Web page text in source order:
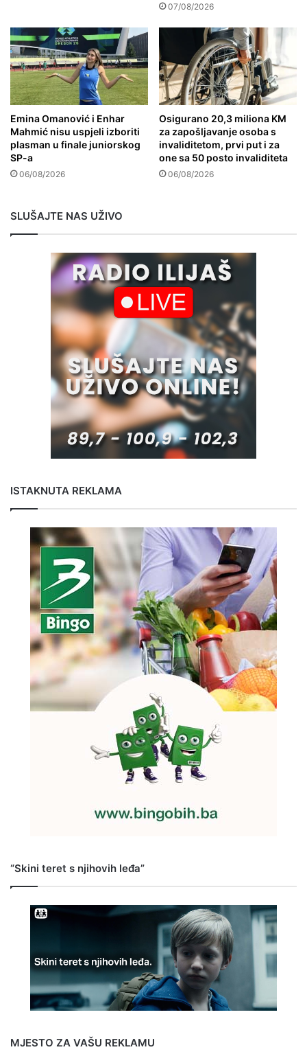
07/08/2026
Emina Omanović i Enhar
Mahmić nisu uspjeli izboriti
plasman u finale juniorskog
SP-a
06/08/2026
Osigurano 20,3 miliona KM
za zapošljavanje osoba s
invaliditetom, prvi put i za
one sa 50 posto invaliditeta
06/08/2026
SLUŠAJTE NAS UŽIVO
ISTAKNUTA REKLAMA
“Skini teret s njihovih leđa”
MJESTO ZA VAŠU REKLAMU